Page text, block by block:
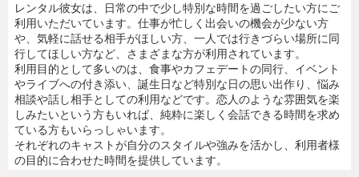
レンタル彼女は、日常の中で少し特別な時間を過ごしたい方にご
利用いただいています。仕事が忙しく出会いの機会が少ない方
や、気軽に話せる相手がほしい方、一人では行きづらい場所に同
行してほしい方など、さまざまな方が利用されています。
利用目的として多いのは、食事やカフェデートの同行、イベント
やライブへの付き添い、誕生日など特別な日の思い出作り、悩み
相談や話し相手としての利用などです。恋人のような雰囲気を楽
しみたいという方もいれば、純粋に楽しく会話できる時間を求め
ている方もいらっしゃいます。
それぞれのキャストが自分のスタイルや強みを活かし、利用者様
の目的に合わせた時間を提供しています。